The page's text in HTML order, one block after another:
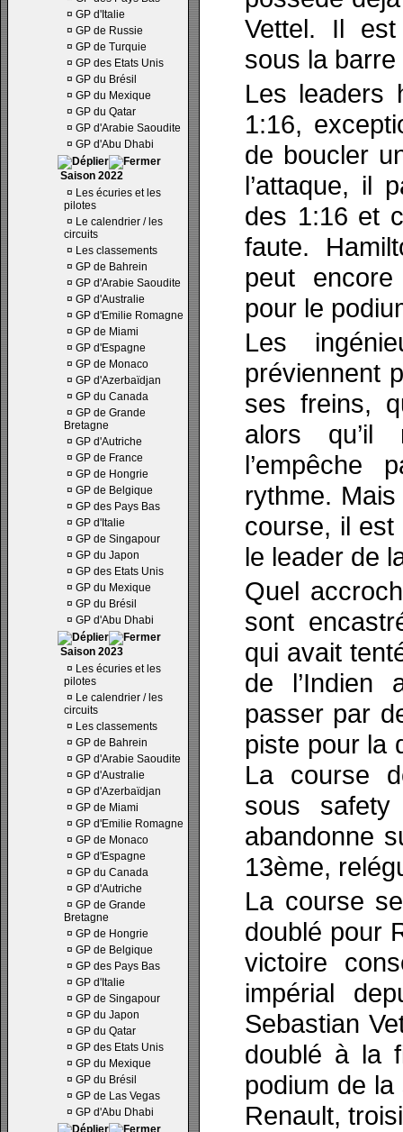
¤ GP d'Italie
¤ GP de Russie
¤ GP de Turquie
¤ GP des Etats Unis
¤ GP du Brésil
¤ GP du Mexique
¤ GP du Qatar
¤ GP d'Arabie Saoudite
¤ GP d'Abu Dhabi
Saison 2022
¤ Les écuries et les
pilotes
¤ Le calendrier / les
circuits
¤ Les classements
¤ GP de Bahrein
¤ GP d'Arabie Saoudite
¤ GP d'Australie
¤ GP d'Emilie Romagne
¤ GP de Miami
¤ GP d'Espagne
¤ GP de Monaco
¤ GP d'Azerbaïdjan
¤ GP du Canada
¤ GP de Grande
Bretagne
¤ GP d'Autriche
¤ GP de France
¤ GP de Hongrie
¤ GP de Belgique
¤ GP des Pays Bas
¤ GP d'Italie
¤ GP de Singapour
¤ GP du Japon
¤ GP des Etats Unis
¤ GP du Mexique
¤ GP du Brésil
¤ GP d'Abu Dhabi
Saison 2023
¤ Les écuries et les
pilotes
¤ Le calendrier / les
circuits
¤ Les classements
¤ GP de Bahrein
¤ GP d'Arabie Saoudite
¤ GP d'Australie
¤ GP d'Azerbaïdjan
¤ GP de Miami
¤ GP d'Emilie Romagne
¤ GP de Monaco
¤ GP d'Espagne
¤ GP du Canada
¤ GP d'Autriche
¤ GP de Grande
Bretagne
¤ GP de Hongrie
¤ GP de Belgique
¤ GP des Pays Bas
¤ GP d'Italie
¤ GP de Singapour
¤ GP du Japon
¤ GP du Qatar
¤ GP des Etats Unis
¤ GP du Mexique
¤ GP du Brésil
¤ GP de Las Vegas
¤ GP d'Abu Dhabi
Vettel. Il
sous la barre
Les leaders
1:16,
de boucler
l’attaque, il
des 1:16 et
faute.
peut
pour le
Les
préviennent
ses freins,
alors
l’empêche
rythme.
course, il
le leader de
Quel
sont
qui avait
de l’Indien
passer par
piste pour la
La course
sous
abandonne
13ème,
La course
doublé pour
victoire
impérial
Sebastian
doublé à la
podium de
Renault,